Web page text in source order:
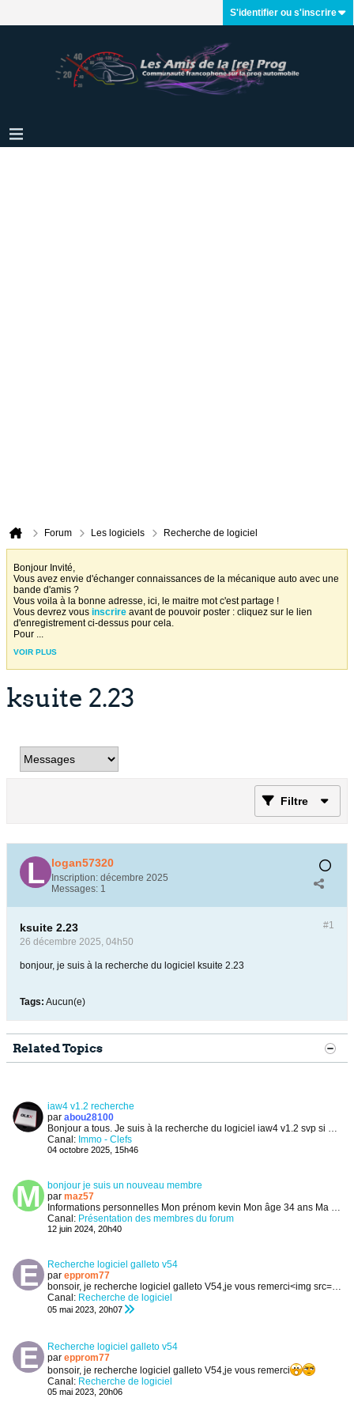
S'identifier ou s'inscrire
Forum Les logiciels Recherche de logiciel
Bonjour Invité,
Vous avez envie d'échanger connaissances de la mécanique auto avec une
bande d'amis ?
Vous voila à la bonne adresse, ici, le maitre mot c'est partage !
Vous devrez vous inscrire avant de pouvoir poster : cliquez sur le lien
d'enregistrement ci-dessus pour cela.
Pour ...
VOIR PLUS
ksuite 2.23
Filtre
logan57320
Inscription: décembre 2025
Messages: 1
#1
ksuite 2.23
26 décembre 2025, 04h50
bonjour, je suis à la recherche du logiciel ksuite 2.23
Tags: Aucun(e)
Related Topics
iaw4 v1.2 recherche
par abou28100
Bonjour a tous. Je suis à la recherche du logiciel iaw4 v1.2 svp si une âme charitable vois mon appel ? Merci
Canal: Immo - Clefs
04 octobre 2025, 15h46
bonjour je suis un nouveau membre
par maz57
Informations personnelles Mon prénom kevin Mon âge 34 ans Ma région Lorraine, Moselle
Canal: Présentation des membres du forum
12 juin 2024, 20h40
Recherche logiciel galleto v54
par epprom77
bonsoir, je recherche logiciel galleto V54,je vous remerci<img src="https://static.lesamisdelaprog.com/images/smilies/eek.png" border="0"...
Canal: Recherche de logiciel
05 mai 2023, 20h07
Recherche logiciel galleto v54
par epprom77
bonsoir, je recherche logiciel galleto V54,je vous remerci
Canal: Recherche de logiciel
05 mai 2023, 20h06